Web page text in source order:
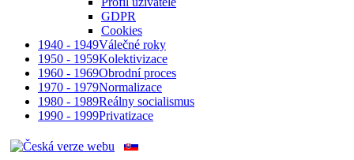
GDPR
Cookies
1940 - 1949Válečné roky
1950 - 1959Kolektivizace
1960 - 1969Obrodní proces
1970 - 1979Normalizace
1980 - 1989Reálny socialismus
1990 - 1999Privatizace